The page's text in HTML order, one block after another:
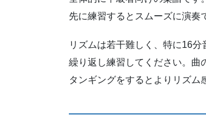
先に練習するとスムーズに演奏
リズムは若干難しく、特に16
繰り返し練習してください。曲
タンギングをするとよりリズム